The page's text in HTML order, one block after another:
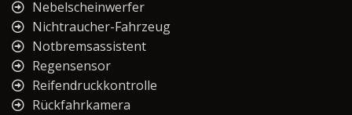
Nebelscheinwerfer
Nichtraucher-Fahrzeug
Notbremsassistent
Regensensor
Reifendruckkontrolle
Rückfahrkamera